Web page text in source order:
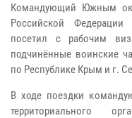
Командующий Южным
Российской Федерации
посетил с рабочим
подчинённые воинские
по Республике Крым и г.
В ходе поездки
территориального